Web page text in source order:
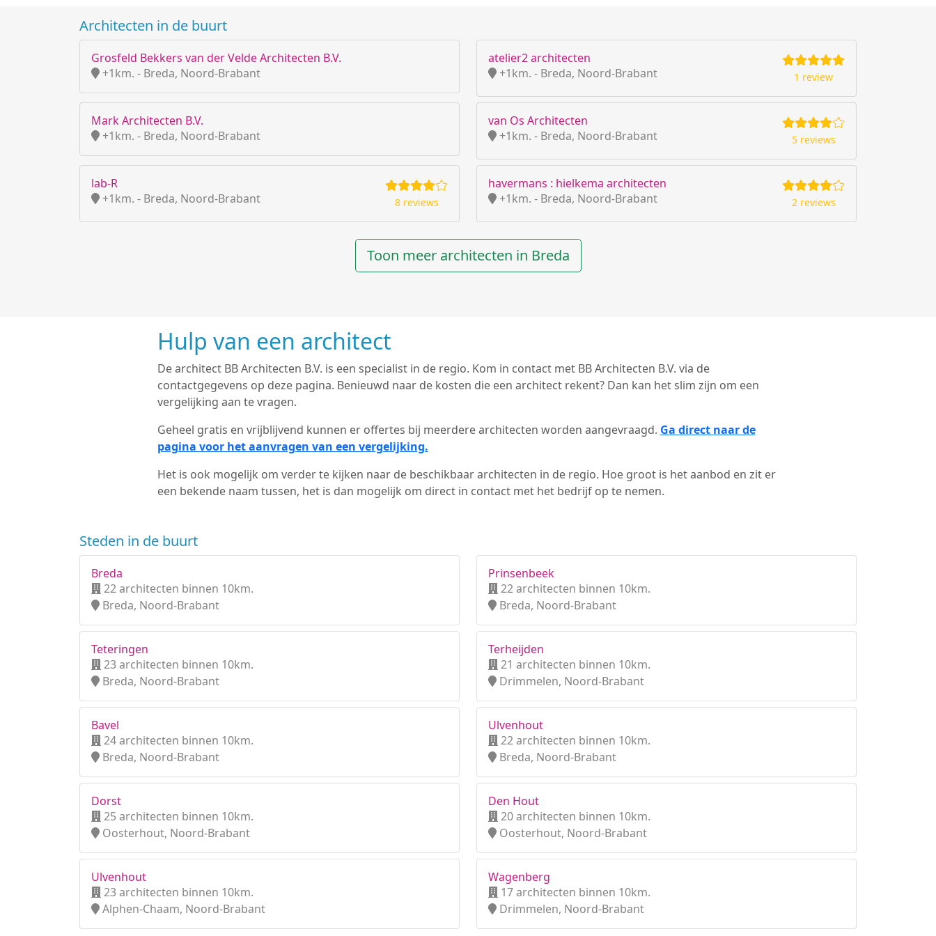
Architecten in de buurt
Grosfeld Bekkers van der Velde Architecten B.V.
+1km. - Breda, Noord-Brabant
atelier2 architecten
+1km. - Breda, Noord-Brabant
1 review
Mark Architecten B.V.
+1km. - Breda, Noord-Brabant
van Os Architecten
+1km. - Breda, Noord-Brabant
5 reviews
lab-R
+1km. - Breda, Noord-Brabant
8 reviews
havermans : hielkema architecten
+1km. - Breda, Noord-Brabant
2 reviews
Toon meer architecten in Breda
Hulp van een architect
De architect BB Architecten B.V. is een specialist in de regio. Kom in contact met BB Architecten B.V. via de
contactgegevens op deze pagina. Benieuwd naar de kosten die een architect rekent? Dan kan het slim zijn om een
vergelijking aan te vragen.
Geheel gratis en vrijblijvend kunnen er offertes bij meerdere architecten worden aangevraagd. Ga direct naar de
pagina voor het aanvragen van een vergelijking.
Het is ook mogelijk om verder te kijken naar de beschikbaar architecten in de regio. Hoe groot is het aanbod en zit er
een bekende naam tussen, het is dan mogelijk om direct in contact met het bedrijf op te nemen.
Steden in de buurt
Breda
22 architecten binnen 10km.
Breda, Noord-Brabant
Prinsenbeek
22 architecten binnen 10km.
Breda, Noord-Brabant
Teteringen
23 architecten binnen 10km.
Breda, Noord-Brabant
Terheijden
21 architecten binnen 10km.
Drimmelen, Noord-Brabant
Bavel
24 architecten binnen 10km.
Breda, Noord-Brabant
Ulvenhout
22 architecten binnen 10km.
Breda, Noord-Brabant
Dorst
25 architecten binnen 10km.
Oosterhout, Noord-Brabant
Den Hout
20 architecten binnen 10km.
Oosterhout, Noord-Brabant
Ulvenhout
23 architecten binnen 10km.
Alphen-Chaam, Noord-Brabant
Wagenberg
17 architecten binnen 10km.
Drimmelen, Noord-Brabant